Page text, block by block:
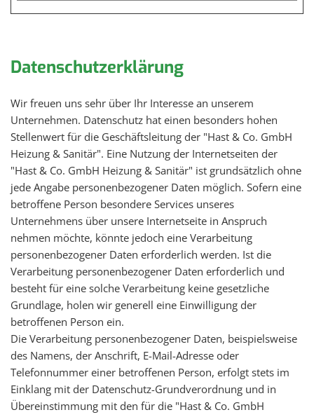
Datenschutzerklärung
Wir freuen uns sehr über Ihr Interesse an unserem
Unternehmen. Datenschutz hat einen besonders hohen
Stellenwert für die Geschäftsleitung der "Hast & Co. GmbH
Heizung & Sanitär". Eine Nutzung der Internetseiten der
"Hast & Co. GmbH Heizung & Sanitär" ist grundsätzlich ohne
jede Angabe personenbezogener Daten möglich. Sofern eine
betroffene Person besondere Services unseres
Unternehmens über unsere Internetseite in Anspruch
nehmen möchte, könnte jedoch eine Verarbeitung
personenbezogener Daten erforderlich werden. Ist die
Verarbeitung personenbezogener Daten erforderlich und
besteht für eine solche Verarbeitung keine gesetzliche
Grundlage, holen wir generell eine Einwilligung der
betroffenen Person ein.
Die Verarbeitung personenbezogener Daten, beispielsweise
des Namens, der Anschrift, E-Mail-Adresse oder
Telefonnummer einer betroffenen Person, erfolgt stets im
Einklang mit der Datenschutz-Grundverordnung und in
Übereinstimmung mit den für die "Hast & Co. GmbH